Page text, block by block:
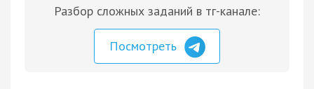
Разбор сложных заданий в тг-канале:
Посмотреть